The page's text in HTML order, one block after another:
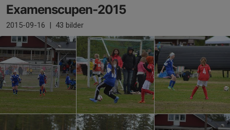
Examenscupen-2015
2015-09-16 | 43 bilder